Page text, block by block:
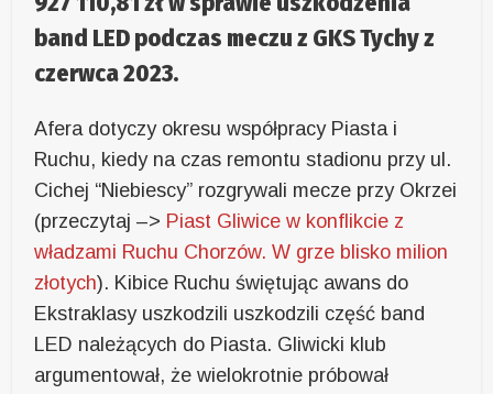
band LED podczas meczu z GKS Tychy z
czerwca 2023.
Afera dotyczy okresu współpracy Piasta i
Ruchu, kiedy na czas remontu stadionu przy ul.
Cichej “Niebiescy” rozgrywali mecze przy Okrzei
(przeczytaj –> Piast Gliwice w konflikcie z
władzami Ruchu Chorzów. W grze blisko milion
złotych). Kibice Ruchu świętując awans do
Ekstraklasy uszkodzili uszkodzili część band
LED należących do Piasta. Gliwicki klub
argumentował, że wielokrotnie próbował